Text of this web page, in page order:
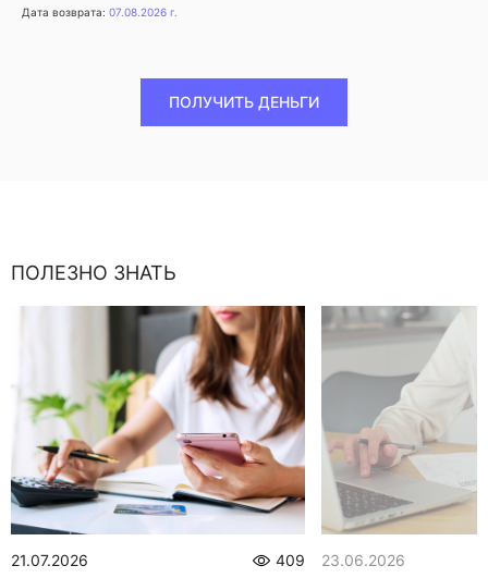
Дата возврата: 07.08.2026 г.
ПОЛУЧИТЬ ДЕНЬГИ
ПОЛЕЗНО ЗНАТЬ
21.07.2026 409 23.06.2026